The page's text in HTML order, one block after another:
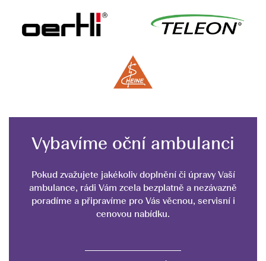
Vybavíme oční ambulanci
Pokud zvažujete jakékoliv doplnění či úpravy Vaší
ambulance, rádi Vám zcela bezplatně a nezávazně
poradíme a připravíme pro Vás věcnou, servisní i
cenovou nabídku.